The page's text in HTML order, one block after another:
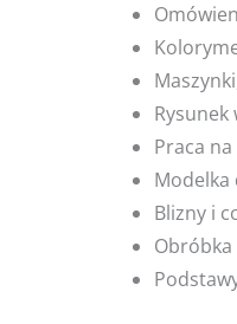
Rysunek
Praca
Modelka
Blizny i
Obróbka